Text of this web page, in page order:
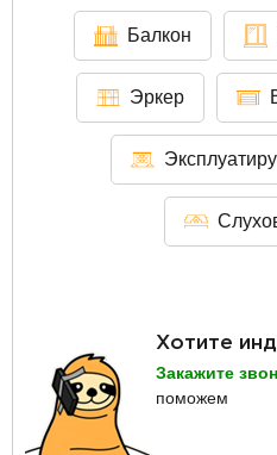
Балкон
Эркер
Хотите
Закажите
поможем